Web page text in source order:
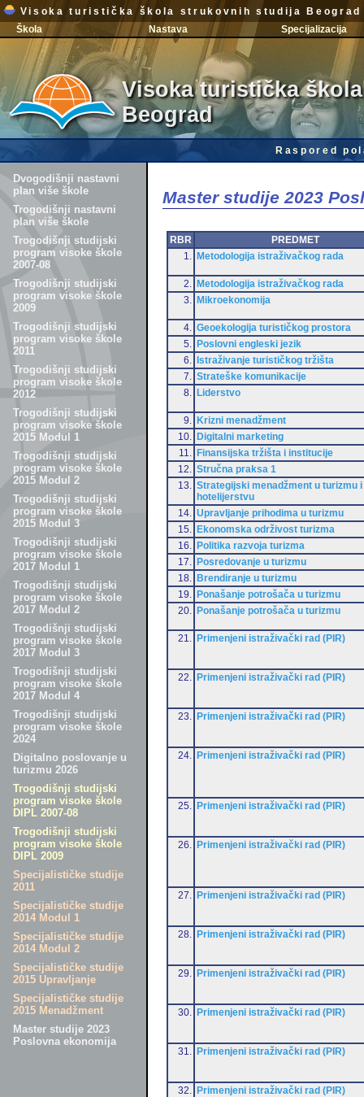
Visoka turistička škola strukovnih studija Beograd
Škola
Nastava Specijalizacija
Visoka turistička
Beograd
Raspored
Dvogodišnji nastavni
plan više škole
Trogodišnji nastavni
plan više škole
Trogodišnji studijski
program visoke škole
2007-08
Trogodišnji studijski
program visoke škole
2009
Trogodišnji studijski
program visoke škole
2011
Trogodišnji studijski
program visoke škole
2012
Trogodišnji studijski
program visoke škole
2015 Modul 1
Trogodišnji studijski
program visoke škole
2015 Modul 2
Trogodišnji studijski
program visoke škole
2015 Modul 3
Trogodišnji studijski
program visoke škole
2017 Modul 1
Trogodišnji studijski
program visoke škole
2017 Modul 2
Trogodišnji studijski
program visoke škole
2017 Modul 3
Trogodišnji studijski
program visoke škole
2017 Modul 4
Trogodišnji studijski
program visoke škole
2024
Digitalno poslovanje u
turizmu 2026
Trogodišnji studijski
program visoke škole
DIPL 2007-08
Trogodišnji studijski
program visoke škole
DIPL 2009
Specijalističke studije
2011
Specijalističke studije
2014 Modul 1
Specijalističke studije
2014 Modul 2
Specijalističke studije
2015 Upravljanje
Specijalističke studije
2015 Menadžment
Master studije 2023
Poslovna ekonomija
Master studije 2023
RBR
PREDMET
1.
Metodologija istraživačkog rada
2.
Metodologija istraživačkog rada
3.
Mikroekonomija
4.
Geoekologija turističkog prostora
5.
Poslovni engleski jezik
6.
Istraživanje turističkog tržišta
7.
Strateške komunikacije
8.
Liderstvo
9.
Krizni menadžment
10.
Digitalni marketing
11.
Finansijska tržišta i institucije
12.
Stručna praksa 1
13.
Strategijski menadžment u turizmu i
hotelijerstvu
14.
Upravljanje prihodima u turizmu
15.
Ekonomska održivost turizma
16.
Politika razvoja turizma
17.
Posredovanje u turizmu
18.
Brendiranje u turizmu
19.
Ponašanje potrošača u turizmu
20.
Ponašanje potrošača u turizmu
21. Primenjeni istraživački rad (PIR)
22. Primenjeni istraživački rad (PIR)
23. Primenjeni istraživački rad (PIR)
24. Primenjeni istraživački rad (PIR)
25. Primenjeni istraživački rad (PIR)
26. Primenjeni istraživački rad (PIR)
27. Primenjeni istraživački rad (PIR)
28. Primenjeni istraživački rad (PIR)
29. Primenjeni istraživački rad (PIR)
30. Primenjeni istraživački rad (PIR)
31. Primenjeni istraživački rad (PIR)
32. Primenjeni istraživački rad (PIR)